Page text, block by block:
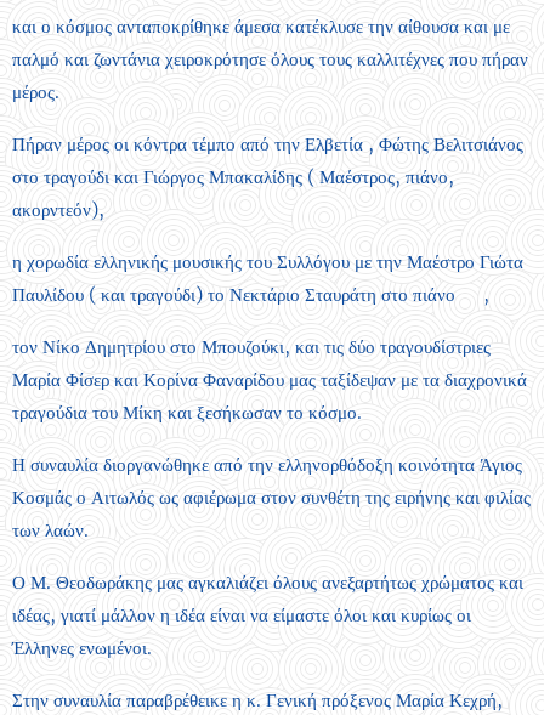
και ο κόσμος ανταποκρίθηκε άμεσα κατέκλυσε την αίθουσα και με
παλμό και ζωντάνια χειροκρότησε όλους τους καλλιτέχνες που πήραν
μέρος.
Πήραν μέρος οι κόντρα τέμπο από την Ελβετία , Φώτης Βελιτσιάνος
στο τραγούδι και Γιώργος Μπακαλίδης ( Μαέστρος, πιάνο,
ακορντεόν),
η χορωδία ελληνικής μουσικής του Συλλόγου με την Μαέστρο Γιώτα
Παυλίδου ( και τραγούδι) το Νεκτάριο Σταυράτη στο πιάνο 🎹,
τον Νίκο Δημητρίου στο Μπουζούκι, και τις δύο τραγουδίστριες
Μαρία Φίσερ και Κορίνα Φαναρίδου μας ταξίδεψαν με τα διαχρονικά
τραγούδια του Μίκη και ξεσήκωσαν το κόσμο.
Η συναυλία διοργανώθηκε από την ελληνορθόδοξη κοινότητα Άγιος
Κοσμάς ο Αιτωλός ως αφιέρωμα στον συνθέτη της ειρήνης και φιλίας
των λαών.
Ο Μ. Θεοδωράκης μας αγκαλιάζει όλους ανεξαρτήτως χρώματος και
ιδέας, γιατί μάλλον η ιδέα είναι να είμαστε όλοι και κυρίως οι
Έλληνες ενωμένοι.
Στην συναυλία παραβρέθεικε η κ. Γενική πρόξενος Μαρία Κεχρή,